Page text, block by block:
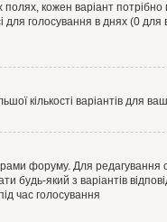
кожен варіант потрібно
голосування в днях (0 для
кількості варіантів для
форуму. Для
який з варіантів
час голосування